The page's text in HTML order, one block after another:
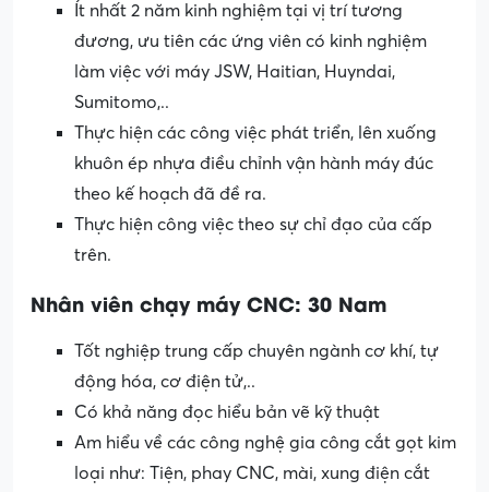
Ít nhất 2 năm kinh nghiệm tại vị trí tương
đương, ưu tiên các ứng viên có kinh nghiệm
làm việc với máy JSW, Haitian, Huyndai,
Sumitomo,..
Thực hiện các công việc phát triển, lên xuống
khuôn ép nhựa điều chỉnh vận hành máy đúc
theo kế hoạch đã đề ra.
Thực hiện công việc theo sự chỉ đạo của cấp
trên.
Nhân viên chạy máy CNC: 30 Nam
Tốt nghiệp trung cấp chuyên ngành cơ khí, tự
động hóa, cơ điện tử,..
Có khả năng đọc hiểu bản vẽ kỹ thuật
Am hiểu về các công nghệ gia công cắt gọt kim
loại như: Tiện, phay CNC, mài, xung điện cắt